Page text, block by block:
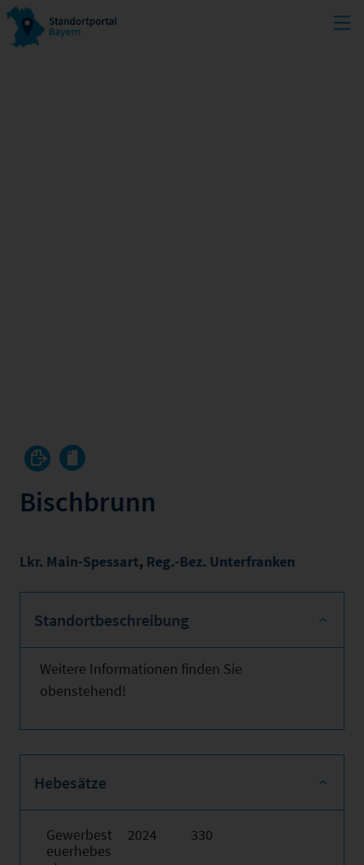
Bischbrunn
Lkr. Main-Spessart, Reg.-Bez. Unterfranken
Standortbeschreibung
Weitere Informationen finden Sie
obenstehend!
Hebesätze
Gewerbest
euerhebes
2024 330